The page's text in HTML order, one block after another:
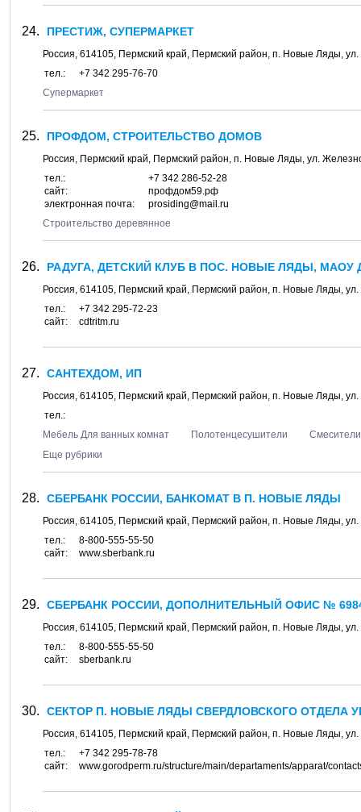
ПРЕСТИЖ, СУПЕРМАРКЕТ
Россия, 614105, Пермский край, Пермский район, п. Новые Ляды, ул.
тел.:
+7 342 295-76-70
Супермаркет
ПРОФДОМ, СТРОИТЕЛЬСТВО ДОМОВ
Россия, Пермский край, Пермский район, п. Новые Ляды, ул.
тел.:
+7 342 286-52-28
сайт:
профдом59.рф
электронная почта:
prosiding@mail.ru
Строительство деревянное
РАДУГА, ДЕТСКИЙ КЛУБ В ПОС. НОВЫЕ ЛЯДЫ, МАОУ
Россия, 614105, Пермский край, Пермский район, п. Новые Ляды, ул.
тел.:
+7 342 295-72-23
сайт:
cdtritm.ru
САНТЕХДОМ, ИП
Россия, 614105, Пермский край, Пермский район, п. Новые Ляды, ул.
тел.:
Мебель Для ванных комнат
Полотенцесушители
Смесители
Еще рубрики
СБЕРБАНК РОССИИ, БАНКОМАТ В П. НОВЫЕ ЛЯДЫ
Россия, 614105, Пермский край, Пермский район, п. Новые Ляды, ул.
тел.:
8-800-555-55-50
сайт:
www.sberbank.ru
СБЕРБАНК РОССИИ, ДОПОЛНИТЕЛЬНЫЙ ОФИС №
Россия, 614105, Пермский край, Пермский район, п. Новые Ляды, ул.
тел.:
8-800-555-55-50
сайт:
sberbank.ru
СЕКТОР П. НОВЫЕ ЛЯДЫ СВЕРДЛОВСКОГО ОТДЕЛА
Россия, 614105, Пермский край, Пермский район, п. Новые Ляды, ул.
тел.:
+7 342 295-78-78
сайт:
www.gorodperm.ru/structure/main/departaments/apparat/